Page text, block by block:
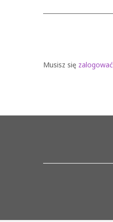
Musisz się zalogować